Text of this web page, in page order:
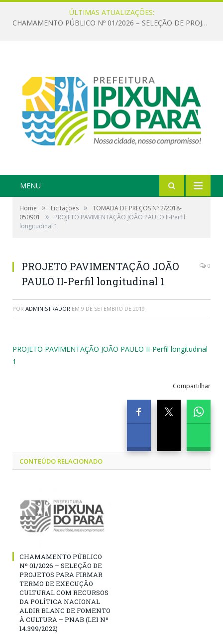
ÚLTIMAS ATUALIZAÇÕES:
CHAMAMENTO PÚBLICO Nº 01/2026 – SELEÇÃO DE PROJETOS PARA FIRMAR TERMO DE EXECUÇÃO CULTURAL COM RECURSOS DA POLÍTICA NACIONAL ALDIR BLANC DE FOMENTO À CULTURA – PNAB (LEI Nº 14.399/2022)
MENU
Home » Licitações »
TOMADA DE PREÇOS Nº 2/2018-
050901
»
PROJETO PAVIMENTAÇÃO JOÃO PAULO II-Perfil
longitudinal 1
PROJETO PAVIMENTAÇÃO JOÃO
PAULO II-Perfil longitudinal 1
0
POR ADMINISTRADOR EM 9 DE SETEMBRO DE 2019
PROJETO PAVIMENTAÇÃO JOÃO PAULO II-Perfil longitudinal
1
Compartilhar
CONTEÚDO RELACIONADO
CHAMAMENTO PÚBLICO
Nº 01/2026 – SELEÇÃO DE
PROJETOS PARA FIRMAR
TERMO DE EXECUÇÃO
CULTURAL COM RECURSOS
DA POLÍTICA NACIONAL
ALDIR BLANC DE FOMENTO
À CULTURA – PNAB (LEI Nº
14.399/2022)